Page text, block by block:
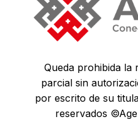
Queda prohibida la
parcial sin
por escrito de su
reservados